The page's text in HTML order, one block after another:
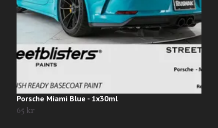
Porsche Miami Blue - 1x30ml
65 kr